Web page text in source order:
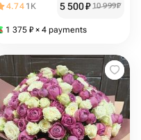
4.74 1K 5 500₽ 10 999₽
1 375 ₽ × 4 payments